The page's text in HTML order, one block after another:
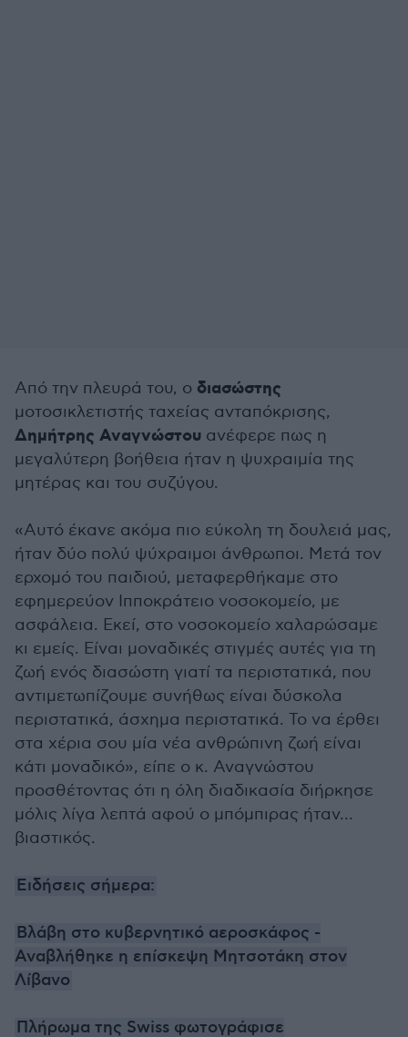
Από την πλευρά του, ο διασώστης
μοτοσικλετιστής ταχείας ανταπόκρισης,
Δημήτρης Αναγνώστου ανέφερε πως η
μεγαλύτερη βοήθεια ήταν η ψυχραιμία της
μητέρας και του συζύγου.
«Αυτό έκανε ακόμα πιο εύκολη τη δουλειά μας,
ήταν δύο πολύ ψύχραιμοι άνθρωποι. Μετά τον
ερχομό του παιδιού, μεταφερθήκαμε στο
εφημερεύον Ιπποκράτειο νοσοκομείο, με
ασφάλεια. Εκεί, στο νοσοκομείο χαλαρώσαμε
κι εμείς. Είναι μοναδικές στιγμές αυτές για τη
ζωή ενός διασώστη γιατί τα περιστατικά, που
αντιμετωπίζουμε συνήθως είναι δύσκολα
περιστατικά, άσχημα περιστατικά. Το να έρθει
στα χέρια σου μία νέα ανθρώπινη ζωή είναι
κάτι μοναδικό», είπε ο κ. Αναγνώστου
προσθέτοντας ότι η όλη διαδικασία διήρκησε
μόλις λίγα λεπτά αφού ο μπόμπιρας ήταν…
βιαστικός.
Ειδήσεις σήμερα:
Βλάβη στο κυβερνητικό αεροσκάφος -
Αναβλήθηκε η επίσκεψη Μητσοτάκη στον
Λίβανο
Πλήρωμα της Swiss φωτογράφισε